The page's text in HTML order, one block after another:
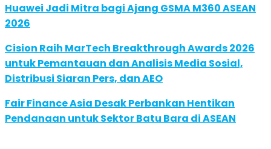
Huawei Jadi Mitra bagi Ajang GSMA M360 ASEAN
2026
Cision Raih MarTech Breakthrough Awards 2026
untuk Pemantauan dan Analisis Media Sosial,
Distribusi Siaran Pers, dan AEO
Fair Finance Asia Desak Perbankan Hentikan
Pendanaan untuk Sektor Batu Bara di ASEAN